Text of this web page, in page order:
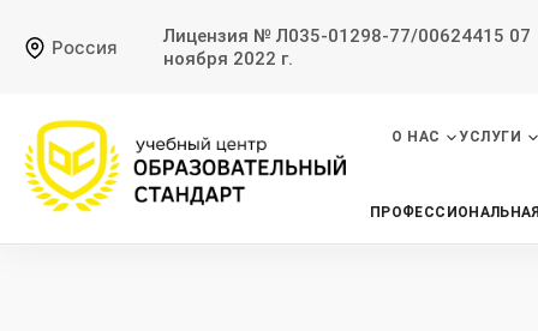
Россия
Лицензия № Л035-01298-77/00624415 07
ноября 2022 г.
О НАС УСЛУГИ